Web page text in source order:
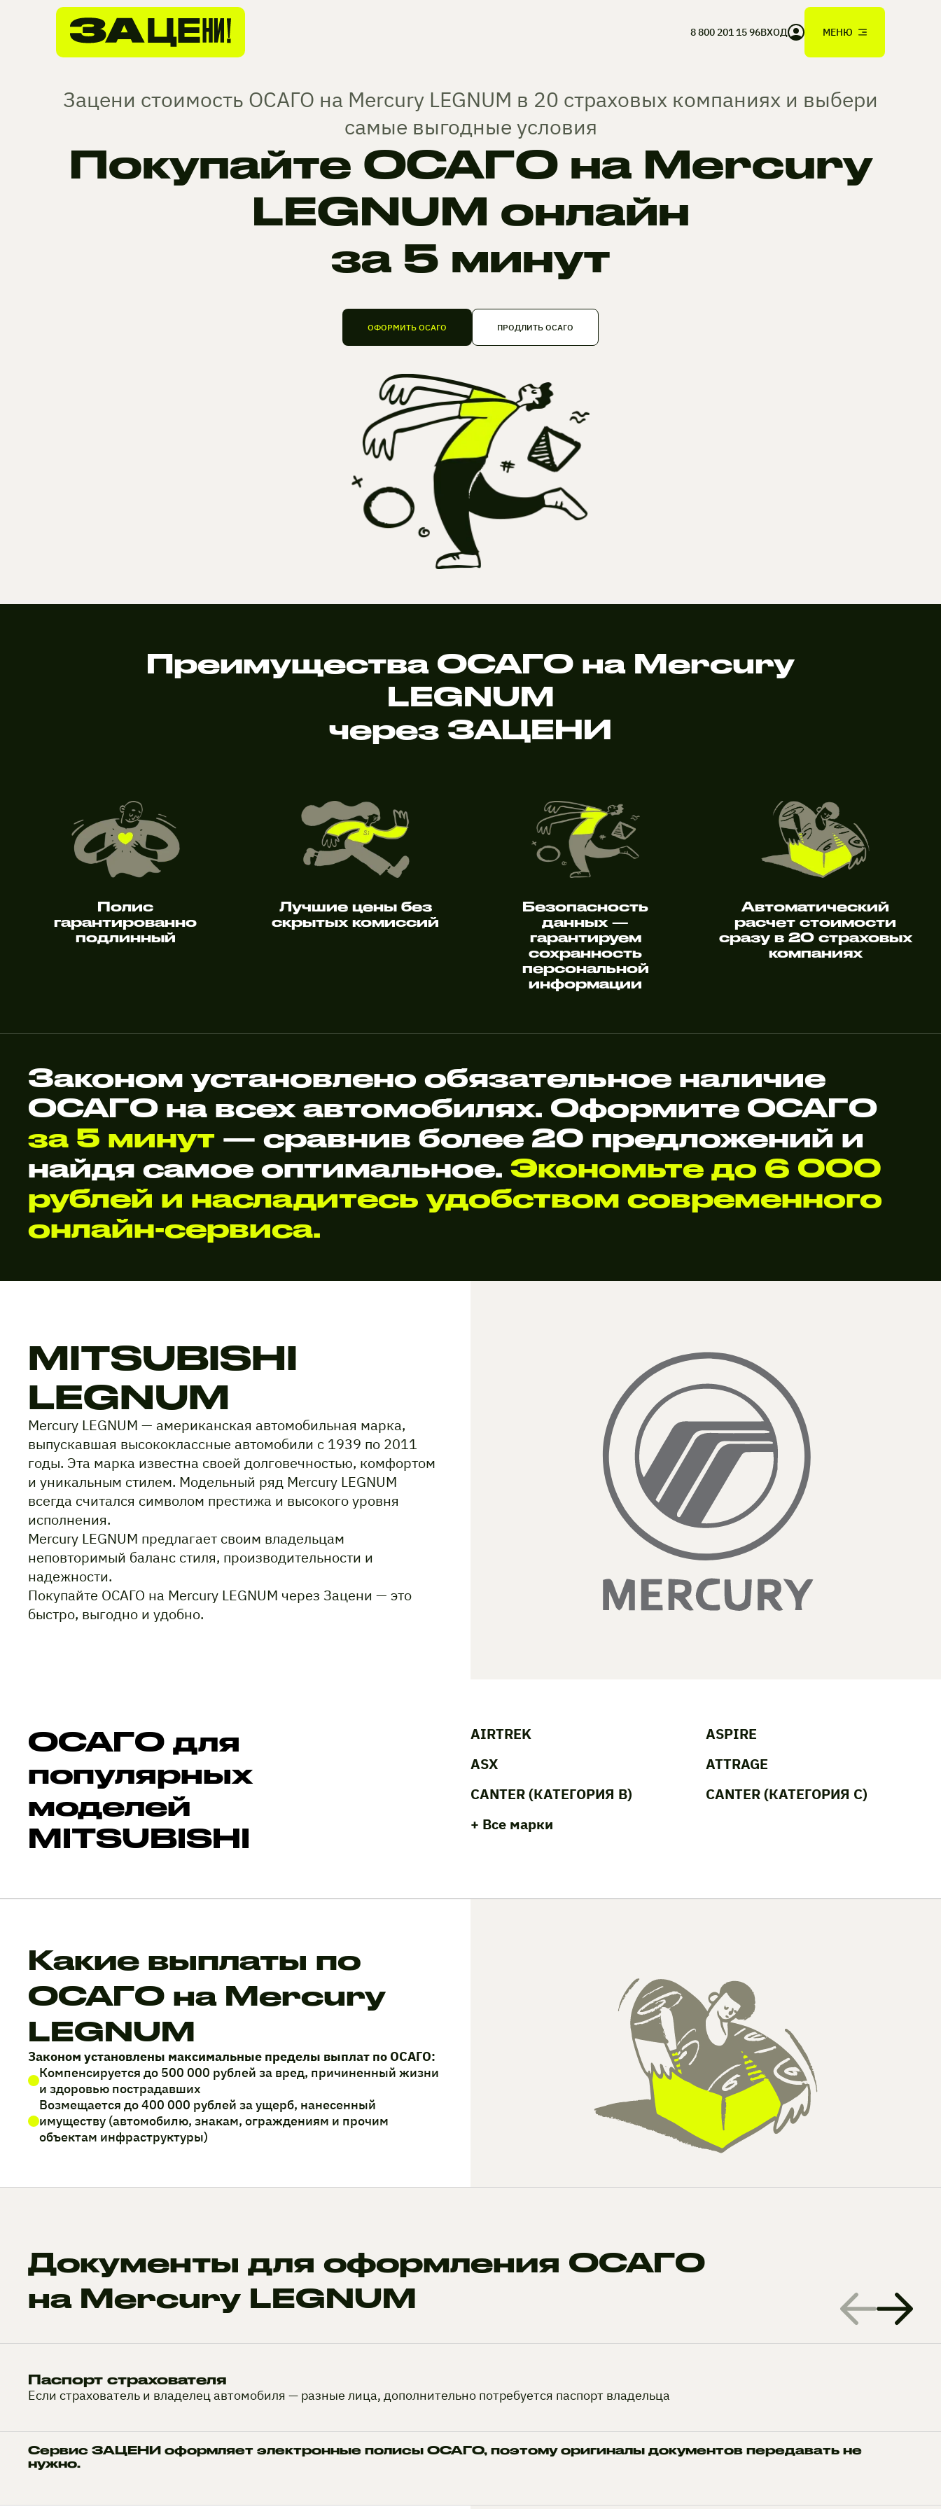
8 800 201 15 96ВХОД МЕНЮ
Зацени стоимость ОСАГО на Mercury LEGNUM в 20 страховых компаниях и выбери
самые выгодные условия
Покупайте ОСАГО на Mercury
LEGNUM онлайн
за 5 минут
ОФОРМИТЬ ОСАГО ПРОДЛИТЬ ОСАГО
Преимущества ОСАГО на Mercury
LEGNUM
через ЗАЦЕНИ
Полис
гарантированно
подлинный
Лучшие цены без
скрытых комиссий
Безопасность
данных —
гарантируем
сохранность
персональной
информации
Автоматический
расчет стоимости
сразу в 20 страховых
компаниях
Законом установлено обязательное наличие
ОСАГО на всех автомобилях. Оформите ОСАГО
за 5 минут — сравнив более 20 предложений и
найдя самое оптимальное. Экономьте до 6 000
рублей и насладитесь удобством современного
онлайн-сервиса.
MITSUBISHI
LEGNUM
Mercury LEGNUM — американская автомобильная марка,
выпускавшая высококлассные автомобили с 1939 по 2011
годы. Эта марка известна своей долговечностью, комфортом
и уникальным стилем. Модельный ряд Mercury LEGNUM
всегда считался символом престижа и высокого уровня
исполнения.
Mercury LEGNUM предлагает своим владельцам
неповторимый баланс стиля, производительности и
надежности.
Покупайте ОСАГО на Mercury LEGNUM через Зацени — это
быстро, выгодно и удобно.
ОСАГО для
популярных
моделей
MITSUBISHI
AIRTREK
ASPIRE
ASX
ATTRAGE
CANTER (КАТЕГОРИЯ B)
CANTER (КАТЕГОРИЯ C)
+ Все марки
Какие выплаты по
ОСАГО на Mercury
LEGNUM
Законом установлены максимальные пределы выплат по ОСАГО:
Компенсируется до 500 000 рублей за вред, причиненный жизни
и здоровью пострадавших
Возмещается до 400 000 рублей за ущерб, нанесенный
имуществу (автомобилю, знакам, ограждениям и прочим
объектам инфраструктуры)
Документы для оформления ОСАГО
на Mercury LEGNUM
Паспорт страхователя
Если страхователь и владелец автомобиля — разные лица, дополнительно потребуется паспорт владельца
Сервис ЗАЦЕНИ оформляет электронные полисы ОСАГО, поэтому оригиналы документов передавать не
нужно.